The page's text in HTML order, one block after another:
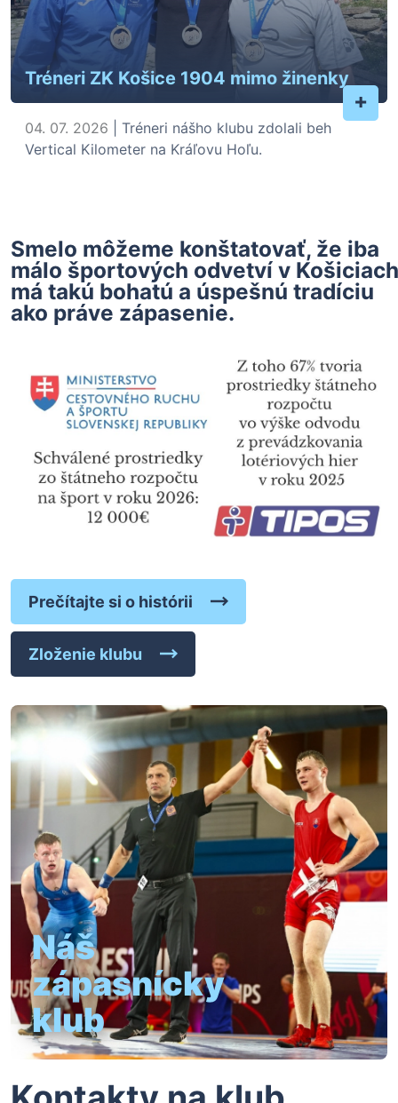
Tréneri ZK Košice 1904 mimo žinenky
+
04. 07. 2026 | Tréneri nášho klubu zdolali beh
Vertical Kilometer na Kráľovu Hoľu.
Smelo môžeme konštatovať, že iba
málo športových odvetví v Košiciach
má takú bohatú a úspešnú tradíciu
ako práve zápasenie.
Prečítajte si o histórii
Zloženie klubu
Náš
zápasnícky
klub